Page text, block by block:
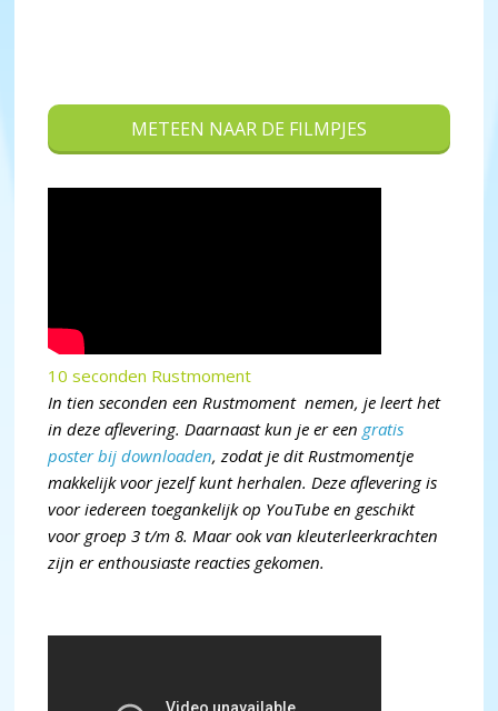
METEEN NAAR DE FILMPJES
10 seconden Rustmoment
In tien seconden een Rustmoment nemen, je leert het
in deze aflevering. Daarnaast kun je er een gratis
poster bij downloaden, zodat je dit Rustmomentje
makkelijk voor jezelf kunt herhalen. Deze aflevering is
voor iedereen toegankelijk op YouTube en geschikt
voor groep 3 t/m 8. Maar ook van kleuterleerkrachten
zijn er enthousiaste reacties gekomen.